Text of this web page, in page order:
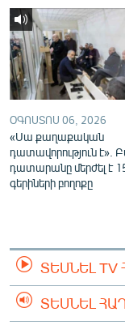
ՕԳՈՍՏՈՍ 06, 2026
«Սա քաղաքական
դատավորություն է».
դատարանը մերժել է
գերիների բողոքը
ՏԵՍՆԵԼ TV
ՏԵՍՆԵԼ